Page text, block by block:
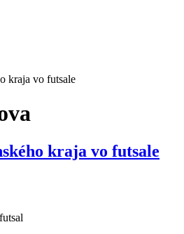
kraja vo futsale
kraja vo futsale